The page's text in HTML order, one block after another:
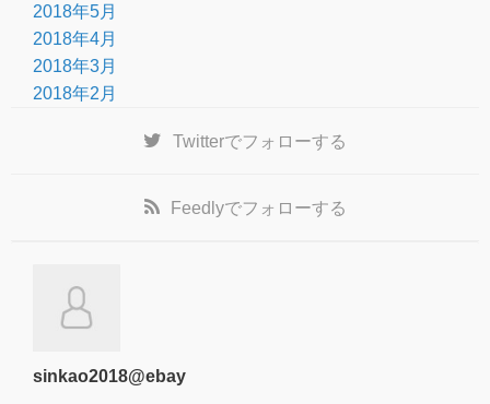
2018年5月
2018年4月
2018年3月
2018年2月
Twitterでフォローする
Feedlyでフォローする
sinkao2018@ebay